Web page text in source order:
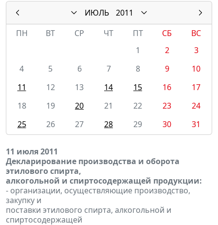
ИЮЛЬ
2011
ПН
ВТ СР ЧТ ПТ СБ
ВС
1
2
3
4
5 6 7 8 9
10
11
12 13 14 15 16
17
18
19 20 21 22 23
24
25
26 27 28 29 30 31
11 июля 2011
Декларирование производства и оборота
этилового спирта,
алкогольной и спиртосодержащей продукции:
- организации, осуществляющие производство,
закупку и
поставки этилового спирта, алкогольной и
спиртосодержащей